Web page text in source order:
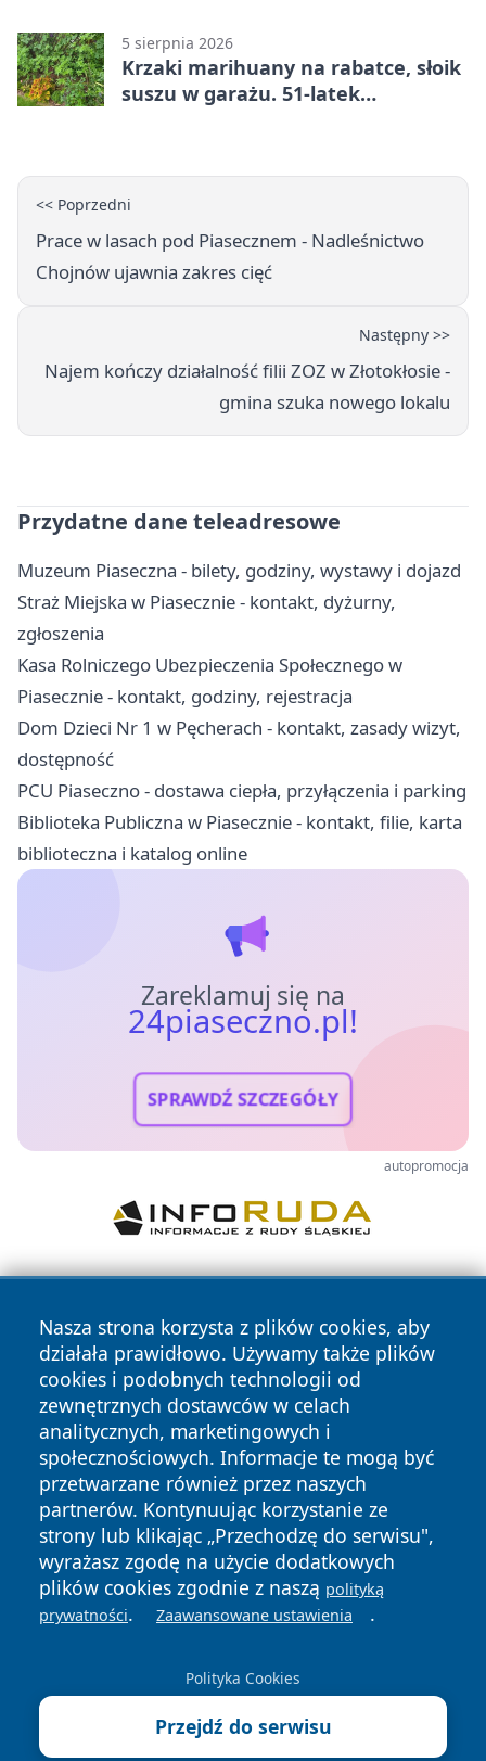
5 sierpnia 2026
Krzaki marihuany na rabatce, słoik
suszu w garażu. 51-latek
<< Poprzedni
Prace w lasach pod Piasecznem - Nadleśnictwo
Chojnów ujawnia zakres cięć
Następny >>
Najem kończy działalność filii ZOZ w Złotokłosie -
gmina szuka nowego lokalu
Przydatne dane teleadresowe
Muzeum Piaseczna - bilety, godziny, wystawy i dojazd
Straż Miejska w Piasecznie - kontakt, dyżurny,
zgłoszenia
Kasa Rolniczego Ubezpieczenia Społecznego w
Piasecznie - kontakt, godziny, rejestracja
Dom Dzieci Nr 1 w Pęcherach - kontakt, zasady wizyt,
dostępność
PCU Piaseczno - dostawa ciepła, przyłączenia i parking
Biblioteka Publiczna w Piasecznie - kontakt, filie, karta
biblioteczna i katalog online
Zareklamuj się na
24piaseczno.pl!
SPRAWDŹ SZCZEGÓŁY
autopromocja
Nasza strona korzysta z plików cookies, aby
działała prawidłowo. Używamy także plików
cookies i podobnych technologii od
zewnętrznych dostawców w celach
analitycznych, marketingowych i
społecznościowych. Informacje te mogą być
przetwarzane również przez naszych
partnerów. Kontynuując korzystanie ze
strony lub klikając „Przechodzę do serwisu",
wyrażasz zgodę na użycie dodatkowych
plików cookies zgodnie z naszą polityką
prywatności. Zaawansowane ustawienia .
Polityka Cookies
Przejdź do serwisu
Copyright © 2026 24piaseczno.pl Wszystkie prawa
zastrzeżone.
News Autorzy
Polityka
Prywatności
Polityka
Cookies